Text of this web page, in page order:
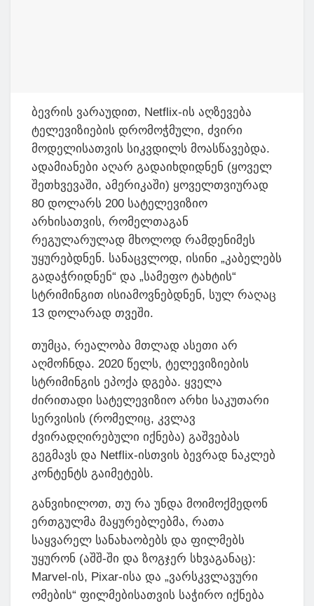
ბევრის ვარაუდით, Netflix-ის აღზევება
ტელევიზიების დრომოჭმული, ძვირი
მოდელისათვის სიკვდილს მოასწავებდა.
ადამიანები აღარ გადაიხდიდნენ (ყოველ
შეთხვევაში, ამერიკაში) ყოველთვიურად
80 დოლარს 200 სატელევიზიო
არხისათვის, რომელთაგან
რეგულარულად მხოლოდ რამდენიმეს
უყურებდნენ. სანაცვლოდ, ისინი „კაბელებს
გადაჭრიდნენ“ და „სამეფო ტახტის“
სტრიმინგით ისიამოვნებდნენ, სულ რაღაც
13 დოლარად თვეში.
თუმცა, რეალობა მთლად ასეთი არ
აღმოჩნდა. 2020 წელს, ტელევიზიების
სტრიმინგის ეპოქა დგება. ყველა
ძირითადი სატელევიზიო არხი საკუთარი
სერვისის (რომელიც, კვლავ
ძვირადღირებული იქნება) გაშვებას
გეგმავს და Netflix-ისთვის ბევრად ნაკლებ
კონტენტს გაიმეტებს.
განვიხილოთ, თუ რა უნდა მოიმოქმედონ
ერთგულმა მაყურებლებმა, რათა
საყვარელ სანახაობებს და ფილმებს
უყურონ (აშშ-ში და ზოგჯერ სხვაგანაც):
Marvel-ის, Pixar-ისა და „ვარსკვლავური
ომების“ ფილმებისათვის საჭირო იქნება